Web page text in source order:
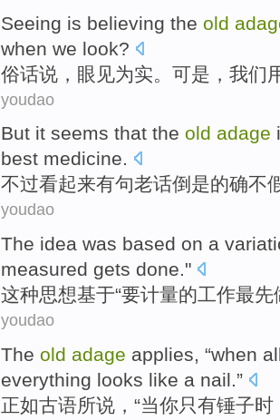
Seeing is believing the old
when we look?
俗话说， 眼见为实 。 可是 ， 我们
youdao
But it seems that the old adage
best medicine.
不过看起来有句老话倒是的确不
youdao
The idea was based on a
measured gets done."
这种思想基于“要计量的工作最先
youdao
The old adage applies, “when
everything looks like a nail.”
正如古语所说 ，“当你只有锤子时